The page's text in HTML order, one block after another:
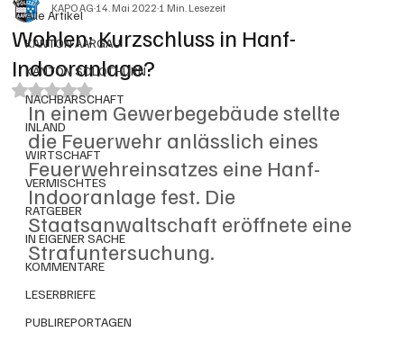
Alle Artikel
KANTON AARGAU
KANTON SOLOTHURN
NACHBARSCHAFT
INLAND
WIRTSCHAFT
VERMISCHTES
RATGEBER
IN EIGENER SACHE
KOMMENTARE
LESERBRIEFE
PUBLIREPORTAGEN
Wohlen: Kurzschluss in Hanf-
Indooranlage?
KAPO AG14. Mai 20221 Min. Lesezeit
Mit NaN von 5 Sternen bewertet.
In einem Gewerbegebäude stellte
die Feuerwehr anlässlich eines
Feuerwehreinsatzes eine Hanf-
Indooranlage fest. Die
Staatsanwaltschaft eröffnete eine
Strafuntersuchung.